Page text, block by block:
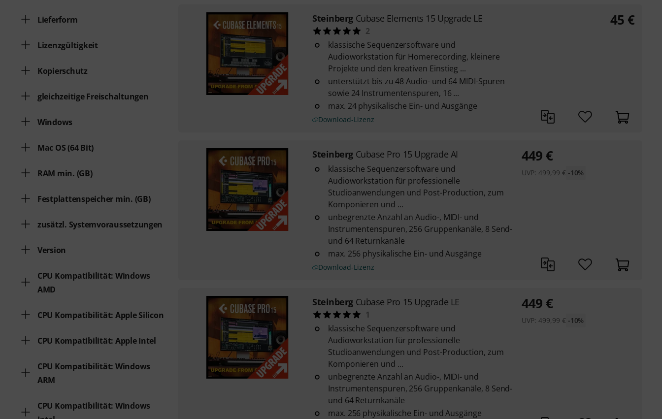
Lieferform
Lizenzgültigkeit
Kopierschutz
gleichzeitige Freischaltungen
Windows
Mac OS (64 Bit)
RAM min. (GB)
Festplattenspeicher min. (GB)
zusätzl. Systemvoraussetzungen
Version
CPU Kompatibilität: Windows
AMD
CPU Kompatibilität: Apple Silicon
CPU Kompatibilität: Apple Intel
CPU Kompatibilität: Windows
ARM
CPU Kompatibilität: Windows
Steinberg Cubase Elements 15 Upgrade LE
2
klassische Sequenzersoftware und
Audioworkstation für Homerecording, kleinere
Projekte und den kreativen Einstieg ...
unterstützt bis zu 48 Audio- und 64 MIDI-Spuren
sowie 24 Instrumentenspuren, 16 ...
max. 24 physikalische Ein- und Ausgänge
Download-Lizenz
45 €
Steinberg Cubase Pro 15 Upgrade AI
klassische Sequenzersoftware und
Audioworkstation für professionelle
Studioanwendungen und Post-Production, zum
Komponieren und ...
unbegrenzte Anzahl an Audio-, MIDI- und
Instrumentenspuren, 256 Gruppenkanäle, 8 Send-
und 64 Returnkanäle
max. 256 physikalische Ein- und Ausgänge
Download-Lizenz
449 €
UVP:499,99 € -10%
Steinberg Cubase Pro 15 Upgrade LE
1
klassische Sequenzersoftware und
Audioworkstation für professionelle
Studioanwendungen und Post-Production, zum
Komponieren und ...
unbegrenzte Anzahl an Audio-, MIDI- und
Instrumentenspuren, 256 Gruppenkanäle, 8 Send-
und 64 Returnkanäle
max. 256 physikalische Ein- und Ausgänge
449 €
UVP:499,99 € -10%